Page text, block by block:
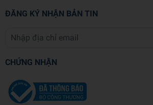
ĐĂNG KÝ NHẬN BẢN TIN
CHỨNG NHẬN